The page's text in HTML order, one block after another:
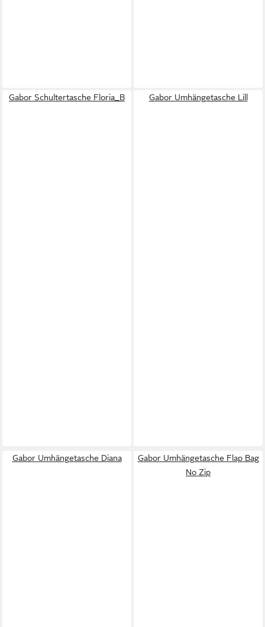
Gabor Schultertasche Floria_B Gabor Umhängetasche Lill
Gabor Umhängetasche Diana
Gabor Umhängetasche Flap Bag
No Zip